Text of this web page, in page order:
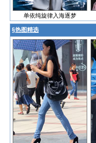
单依纯旋律入海逐梦
§热图精选